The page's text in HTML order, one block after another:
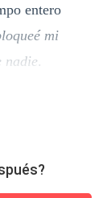
entero
mi
nadie.